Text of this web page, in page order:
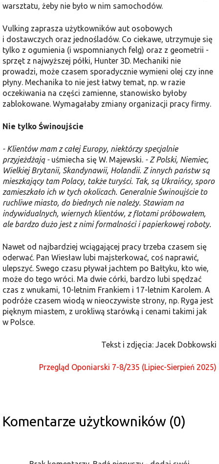
warsztatu, żeby nie było w nim samochodów.
Vulking zaprasza użytkowników aut osobowych
i dostawczych oraz jednośladów. Co ciekawe, utrzymuje się
tylko z ogumienia (i wspomnianych felg) oraz z geometrii -
sprzęt z najwyższej półki, Hunter 3D. Mechaniki nie
prowadzi, może czasem sporadycznie wymieni olej czy inne
płyny. Mechanika to nie jest łatwy temat, np. w razie
oczekiwania na części zamienne, stanowisko byłoby
zablokowane. Wymagałaby zmiany organizacji pracy firmy.
Nie tylko Świnoujście
- Klientów mam z całej Europy, niektórzy specjalnie
przyjeżdżają - uśmiecha się W. Majewski. - Z Polski, Niemiec,
Wielkiej Brytanii, Skandynawii, Holandii. Z innych państw są
mieszkający tam Polacy, także turyści. Tak, są Ukraińcy, sporo
zamieszkało ich w tych okolicach. Generalnie Świnoujście to
ruchliwe miasto, do biednych nie należy. Stawiam na
indywidualnych, wiernych klientów, z flotami próbowałem,
ale bardzo dużo jest z nimi formalności i papierkowej roboty.
Nawet od najbardziej wciągającej pracy trzeba czasem się
oderwać. Pan Wiesław lubi majsterkować, coś naprawić,
ulepszyć. Swego czasu pływał jachtem po Bałtyku, kto wie,
może do tego wróci. Ma dwie córki, bardzo lubi spędzać
czas z wnukami, 10-letnim Frankiem i 17-letnim Karolem. A
podróże czasem wiodą w nieoczywiste strony, np. Ryga jest
pięknym miastem, z urokliwą starówką i cenami takimi jak
w Polsce.
Tekst i zdjęcia: Jacek Dobkowski
Przegląd Oponiarski 7-8/235 (Lipiec-Sierpień 2025)
Komentarze użytkowników (0)